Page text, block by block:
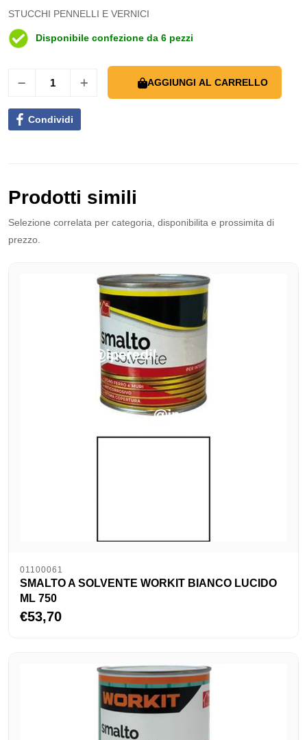
STUCCHI PENNELLI E VERNICI
Disponibile confezione da 6 pezzi
AGGIUNGI AL CARRELLO
Condividi
Prodotti simili
Selezione correlata per categoria, disponibilita e prossimita di
prezzo.
01100061
SMALTO A SOLVENTE WORKIT BIANCO LUCIDO
ML 750
€53,70